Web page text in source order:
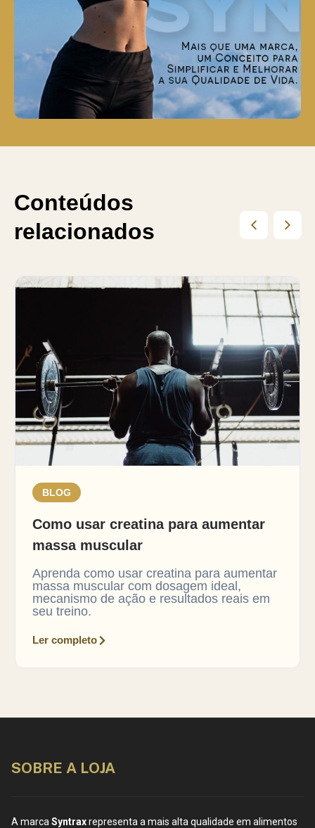
Conteúdos
relacionados
BLOG
Como usar creatina para aumentar
massa muscular
Aprenda como usar creatina para aumentar
massa muscular com dosagem ideal,
mecanismo de ação e resultados reais em
seu treino.
Ler completo
SOBRE A LOJA
A marca Syntraxrepresenta a mais alta qualidade em alimentos